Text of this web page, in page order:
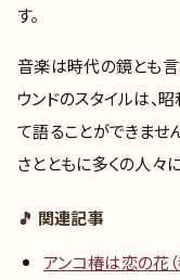
す。
音楽は時代の鏡とも言
ウンドのスタイルは、
て語ることができませ
さとともに多くの人々
🎵 関連記事
アンコ椿は恋の花